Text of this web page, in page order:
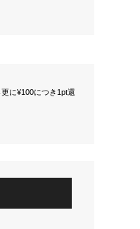
に¥100につき1pt還